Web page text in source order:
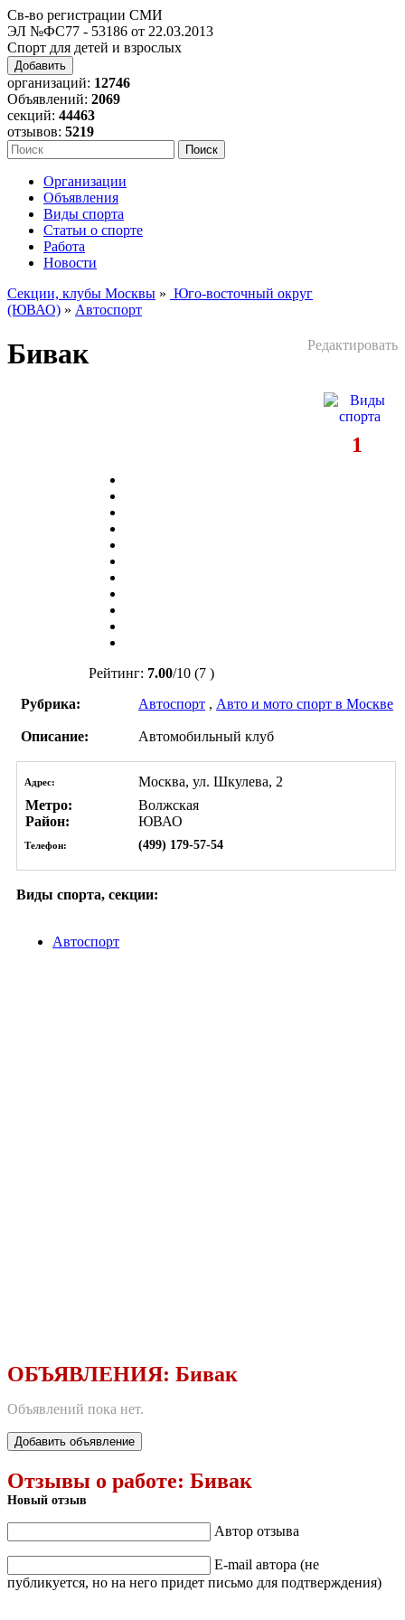
Св-во регистрации СМИ
ЭЛ №ФС77 - 53186 от 22.03.2013
Спорт для детей и взрослых
Добавить
организаций: 12746
Объявлений: 2069
секций: 44463
отзывов: 5219
Организации
Объявления
Виды спорта
Статьи о спорте
Работа
Новости
Секции, клубы Москвы » Юго-восточный округ
(ЮВАО) » Автоспорт
Редактировать
Бивак
1
Рейтинг: 7.00/10 (7 )
Рубрика:
Автоспорт , Авто и мото спорт в Москве
Описание: Автомобильный клуб
Адрес:
Москва, ул. Шкулева, 2
Метро:
Волжская
Район:
ЮВАО
Телефон: (499) 179-57-54
Виды спорта, секции:
Автоспорт
ОБЪЯВЛЕНИЯ: Бивак
Объявлений пока нет.
Добавить объявление
Отзывы о работе: Бивак
Новый отзыв
Автор отзыва
E-mail автора (не
публикуется, но на него придет письмо для подтверждения)